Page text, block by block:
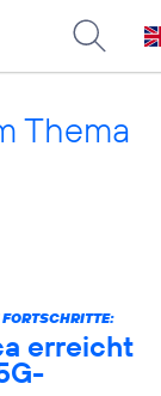
Thema
erreicht